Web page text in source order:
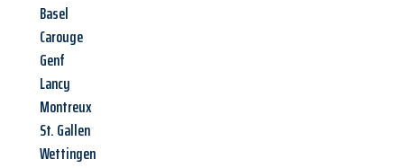
Basel
Carouge
Genf
Lancy
Montreux
St. Gallen
Wettingen